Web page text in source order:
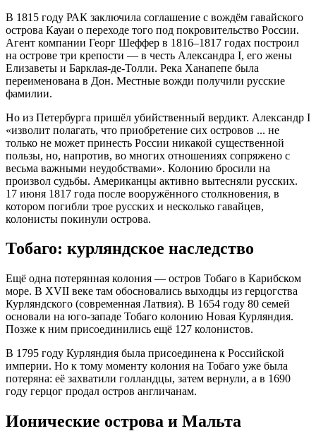
В 1815 году РАК заключила соглашение с вождём гавайского
острова Кауаи о переходе того под покровительство России.
Агент компании Георг Шеффер в 1816–1817 годах построил
на острове три крепости — в честь Александра I, его жены
Елизаветы и Барклая-де-Толли. Река Ханапепе была
переименована в Дон. Местные вожди получили русские
фамилии.
Но из Петербурга пришёл убийственный вердикт. Александр I
«изволит полагать, что приобретение сих островов ... не
только не может принесть России никакой существенной
пользы, но, напротив, во многих отношениях сопряжено с
весьма важными неудобствами». Колонию бросили на
произвол судьбы. Американцы активно вытесняли русских.
17 июня 1817 года после вооружённого столкновения, в
котором погибли трое русских и несколько гавайцев,
колонисты покинули острова.
Тобаго: курляндское наследство
Ещё одна потерянная колония — остров Тобаго в Карибском
море. В XVII веке там обосновались выходцы из герцогства
Курляндского (современная Латвия). В 1654 году 80 семей
основали на юго-западе Тобаго колонию Новая Курляндия.
Позже к ним присоединились ещё 127 колонистов.
В 1795 году Курляндия была присоединена к Российской
империи. Но к тому моменту колония на Тобаго уже была
потеряна: её захватили голландцы, затем вернули, а в 1690
году герцог продал остров англичанам.
Ионические острова и Мальта